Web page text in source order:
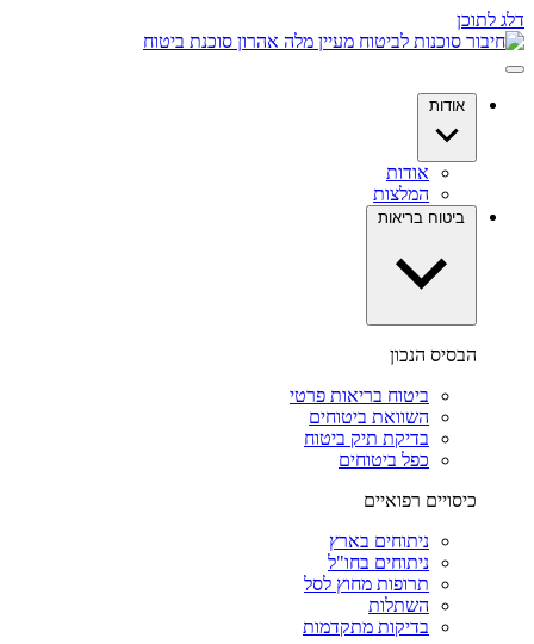
דלג לתוכן
אודות
אודות
המלצות
ביטוח בריאות
הבסיס הנכון
ביטוח בריאות פרטי
השוואת ביטוחים
בדיקת תיק ביטוח
כפל ביטוחים
כיסויים רפואיים
ניתוחים בארץ
ניתוחים בחו"ל
תרופות מחוץ לסל
השתלות
בדיקות מתקדמות